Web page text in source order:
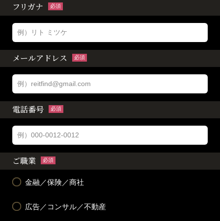
フリガナ 必須
メールアドレス 必須
電話番号 必須
ご職業 必須
金融／保険／商社
広告／コンサル／不動産